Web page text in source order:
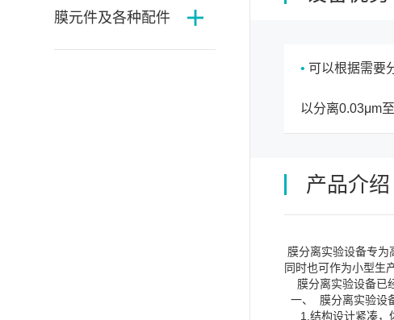
膜元件及各种配件
• 可以根据需要
以分离0.03μm
产品介绍
膜分离实验设备专为
同时也可作为小型生
膜分离实验设备已
一、 膜分离实验设
1.结构设计紧凑，